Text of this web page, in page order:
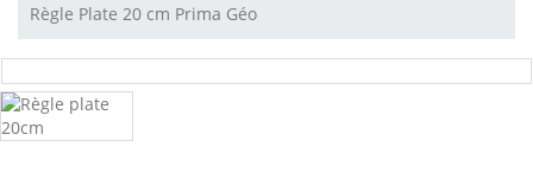
Règle Plate 20 cm Prima Géo